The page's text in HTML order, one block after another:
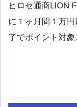
ヒロセ通商LION
に１ヶ月間１万
了でポイント対象